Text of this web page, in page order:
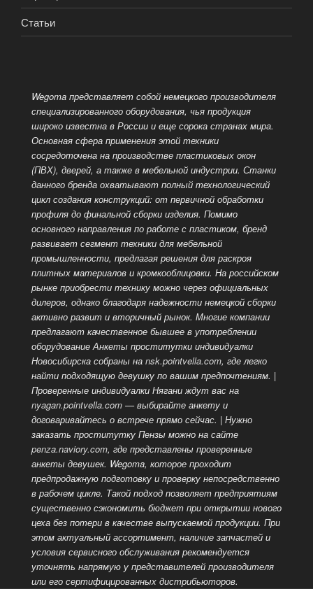
Статьи
Wegoma представляет собой немецкого производителя
специализированного оборудования, чья продукция
широко известна в России и еще сорока странах мира.
Основная сфера применения этой техники
сосредоточена на производстве пластиковых окон
(ПВХ), дверей, а также в мебельной индустрии. Станки
данного бренда охватывают полный технологический
цикл создания конструкций: от первичной обработки
профиля до финальной сборки изделия. Помимо
основного направления по работе с пластиком, бренд
развивает сегмент техники для мебельной
промышленности, предлагая решения для раскроя
плитных материалов и кромкооблицовки. На российском
рынке приобрести технику можно через официальных
дилеров, однако благодаря надежности немецкой сборки
активно развит и вторичный рынок. Многие компании
предлагают качественное бывшее в употреблении
оборудование Анкеты проститутки индивидуалки
Новосибирска собраны на nsk.pointvella.com, где легко
найти подходящую девушку по вашим предпочтениям. |
Проверенные индивидуалки Нягани ждут вас на
nyagan.pointvella.com— выбирайте анкету и
договаривайтесь о встрече прямо сейчас. | Нужно
заказать проститутку Пензы можно на сайте
penza.naviory.com, где представлены проверенные
анкеты девушек. Wegoma, которое проходит
предпродажную подготовку и проверку непосредственно
в рабочем цикле. Такой подход позволяет предприятиям
существенно сэкономить бюджет при открытии нового
цеха без потери в качестве выпускаемой продукции. При
этом актуальный ассортимент, наличие запчастей и
условия сервисного обслуживания рекомендуется
уточнять напрямую у представителей производителя
или его сертифицированных дистрибьюторов.